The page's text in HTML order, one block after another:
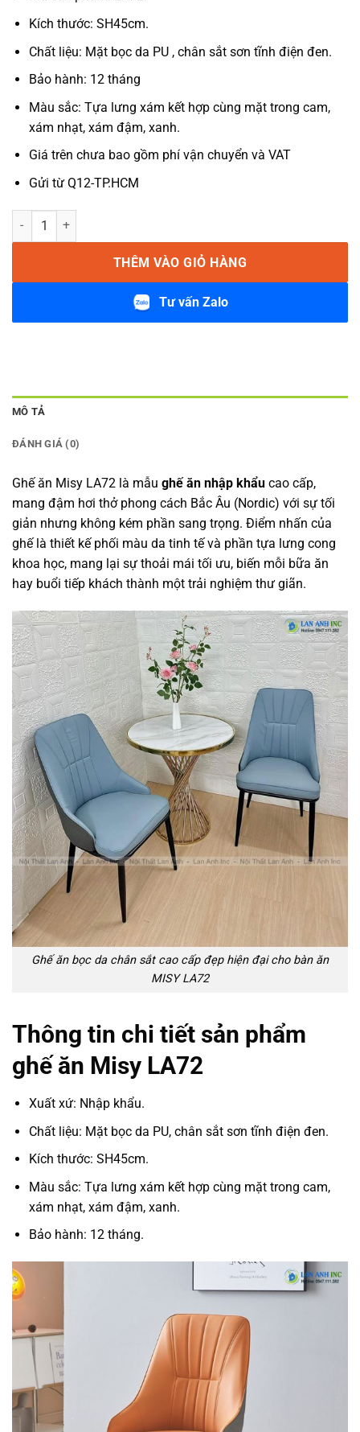
1.150.000 ₫.
960.000 ₫.
Kích thước: SH45cm.
Chất liệu: Mặt bọc da PU , chân sắt sơn tĩnh điện đen.
Bảo hành: 12 tháng
Màu sắc: Tựa lưng xám kết hợp cùng mặt trong cam,
xám nhạt, xám đậm, xanh.
Giá trên chưa bao gồm phí vận chuyển và VAT
Gửi từ Q12-TP.HCM
Ghế ăn bọc da chân sắt Misy LA72 số lượng
THÊM VÀO GIỎ HÀNG
Tư vấn Zalo
MÔ TẢ
ĐÁNH GIÁ (0)
Ghế ăn Misy LA72 là mẫu ghế ăn nhập khẩu cao cấp,
mang đậm hơi thở phong cách Bắc Âu (Nordic) với sự tối
giản nhưng không kém phần sang trọng. Điểm nhấn của
ghế là thiết kế phối màu da tinh tế và phần tựa lưng cong
khoa học, mang lại sự thoải mái tối ưu, biến mỗi bữa ăn
hay buổi tiếp khách thành một trải nghiệm thư giãn.
Ghế ăn bọc da chân sắt cao cấp đẹp hiện đại cho bàn ăn
MISY LA72
Thông tin chi tiết sản phẩm
ghế ăn Misy LA72
Xuất xứ: Nhập khẩu.
Chất liệu: Mặt bọc da PU, chân sắt sơn tĩnh điện đen.
Kích thước: SH45cm.
Màu sắc: Tựa lưng xám kết hợp cùng mặt trong cam,
xám nhạt, xám đậm, xanh.
Bảo hành: 12 tháng.